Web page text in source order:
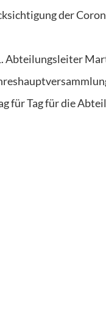
der
Abteilungsleiter
für Tag für die